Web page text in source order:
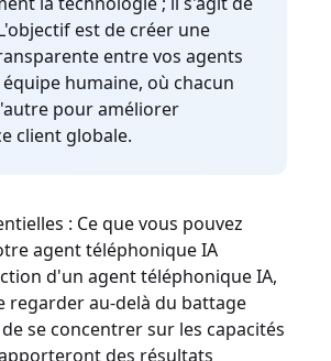
est de créer une
entre vos agents
humaine, où chacun
pour améliorer
client globale.
: Ce que vous pouvez
agent téléphonique IA
d'un agent téléphonique IA,
regarder au-delà du battage
se concentrer sur les capacités
des résultats